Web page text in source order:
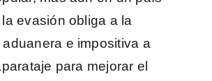
evasión obliga a la
e impositiva a
para mejorar el